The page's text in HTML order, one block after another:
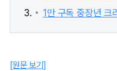
1만 구독 중장년 크
[원문 보기]